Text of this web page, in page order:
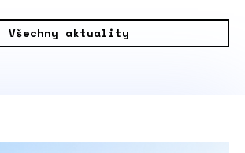
Všechny aktuality